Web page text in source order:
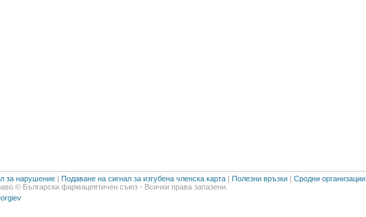
за нарушение | Подаване на сигнал за изгубена членска карта | Полезни връзки | Сродни организации
© Български фармацевтичен съюз - Всички права запазени.